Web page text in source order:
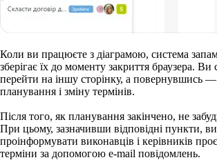
Коли ви працюєте з діаграмою, система
зберігає їх до моменту закриття браузера.
перейти на іншу сторінку, а повернувшись —
планування і зміну термінів.
Після того, як планування закінчено, не
При цьому, зазначивши відповідні пункти,
проінформувати виконавців і керівників
терміни за допомогою e-mail повідомлень.